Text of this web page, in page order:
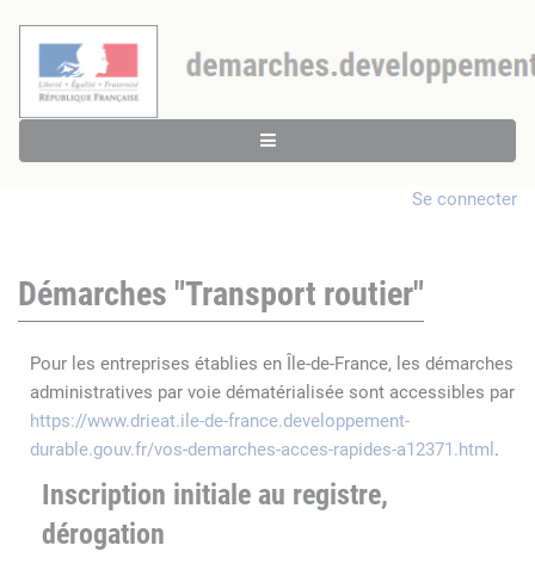
Se connecter
Démarches "Transport routier"
Pour les entreprises établies en Île-de-France, les démarches
administratives par voie dématérialisée sont accessibles par
https://www.drieat.ile-de-france.developpement-
durable.gouv.fr/vos-demarches-acces-rapides-a12371.html .
Inscription initiale au registre,
dérogation